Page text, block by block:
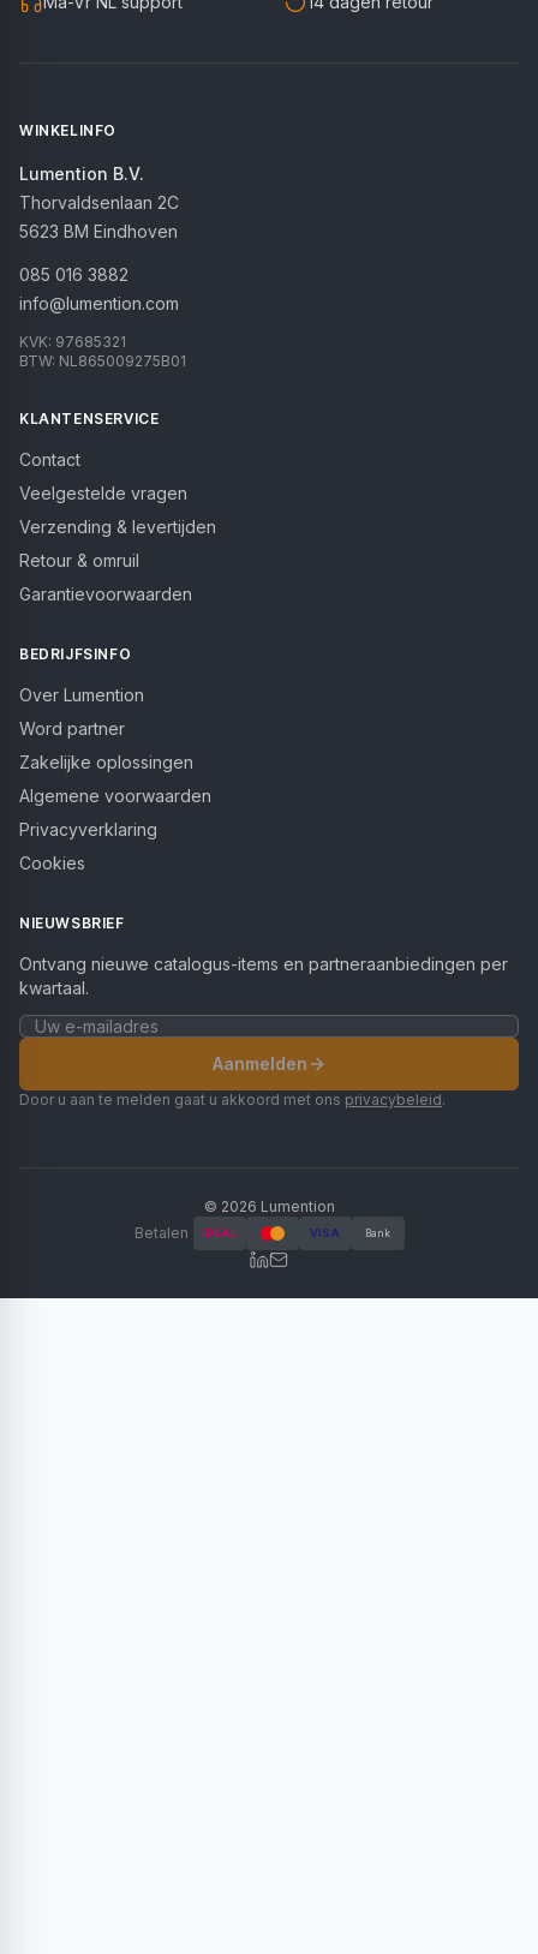
WINKELINFO
Lumention B.V.
Thorvaldsenlaan 2C
5623 BM Eindhoven
085 016 3882
info@lumention.com
KVK: 97685321
BTW: NL865009275B01
KLANTENSERVICE
Contact
Veelgestelde vragen
Verzending & levertijden
Retour & omruil
Garantievoorwaarden
BEDRIJFSINFO
Over Lumention
Word partner
Zakelijke oplossingen
Algemene voorwaarden
Privacyverklaring
Cookies
NIEUWSBRIEF
Ontvang nieuwe catalogus-items en partneraanbiedingen per
kwartaal.
Aanmelden
Door u aan te melden gaat u akkoord met ons privacybeleid.
© 2026 Lumention
Betalen
iDEAL VISA Bank